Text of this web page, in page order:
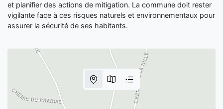
et planifier des actions de mitigation. La commune doit rester
vigilante face à ces risques naturels et environnementaux pour
assurer la sécurité de ses habitants.